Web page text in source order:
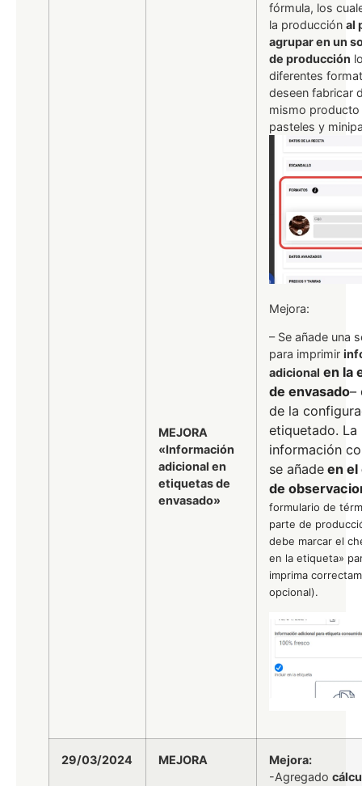
MEJORA
«Información
adicional en
etiquetas de
envasado»
fórmula, los
la producción al
agrupar en un
de producción
diferentes
deseen fabricar
mismo producto
pasteles y
Mejora:
– Se añade una
para imprimir
adicional en la
de envasado–
de la
etiquetado. La
información
se añade en el
de
formulario de
parte de
debe marcar el
en la etiqueta»
imprima
opcional).
29/03/2024 MEJORA
Mejora:
-Agregado